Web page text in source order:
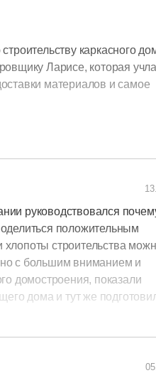
способом инженерных
х человек прокладывала
поводу
сваи. Срок в договоре был
весь бытовой мусор,
компании Дачный сезон.
теперь знаем что и к чему.
прорабу Владимиру
каркасного
Ларисе, которая
материалов и самое
руководствовался
положительным
строительства
с большим вниманием и
домостроения, показали
дома и тут же
предложил мне
кровля -